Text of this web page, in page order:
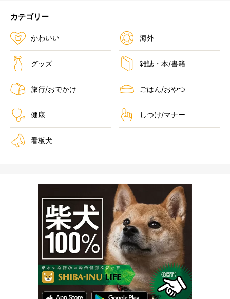
カテゴリー
かわいい 海外
グッズ 雑誌・本/書籍
旅行/おでかけ ごはん/おやつ
健康 しつけ/マナー
看板犬